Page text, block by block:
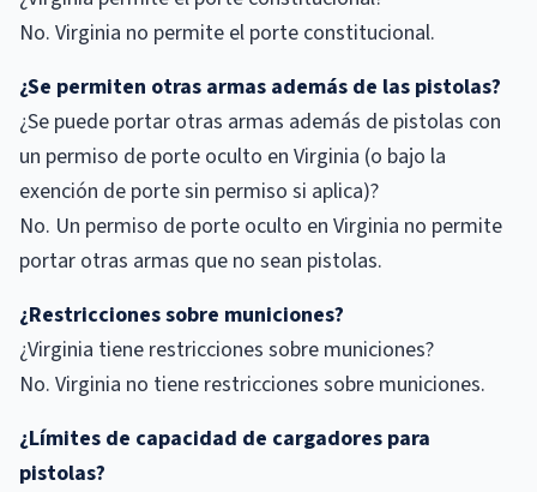
No. Virginia no permite el porte constitucional.
¿Se permiten otras armas además de las pistolas?
¿Se puede portar otras armas además de pistolas con
un permiso de porte oculto en Virginia (o bajo la
exención de porte sin permiso si aplica)?
No. Un permiso de porte oculto en Virginia no permite
portar otras armas que no sean pistolas.
¿Restricciones sobre municiones?
¿Virginia tiene restricciones sobre municiones?
No. Virginia no tiene restricciones sobre municiones.
¿Límites de capacidad de cargadores para
pistolas?